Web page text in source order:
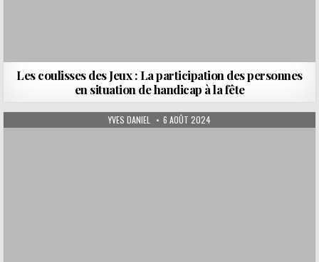
Les coulisses des Jeux : La participation des personnes
en situation de handicap à la fête
AUTHOR:
YVES DANIEL PUBLISHED DATE:
6 AOÛT 2024